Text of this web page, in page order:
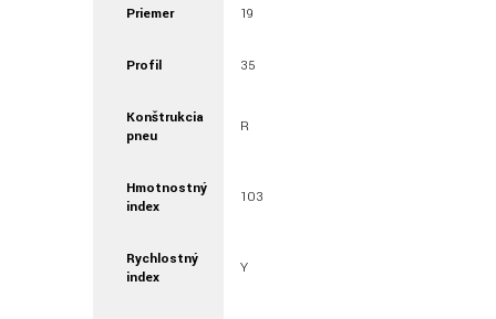
Priemer 19
Profil 35
Konštrukcia
pneu
R
Hmotnostný
index
103
Rychlostný
index
Y